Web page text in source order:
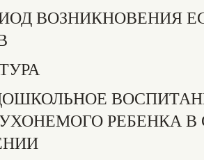
ВОЗНИКНОВЕНИЯ
ДОШКОЛЬНОЕ
РЕБЕНКА